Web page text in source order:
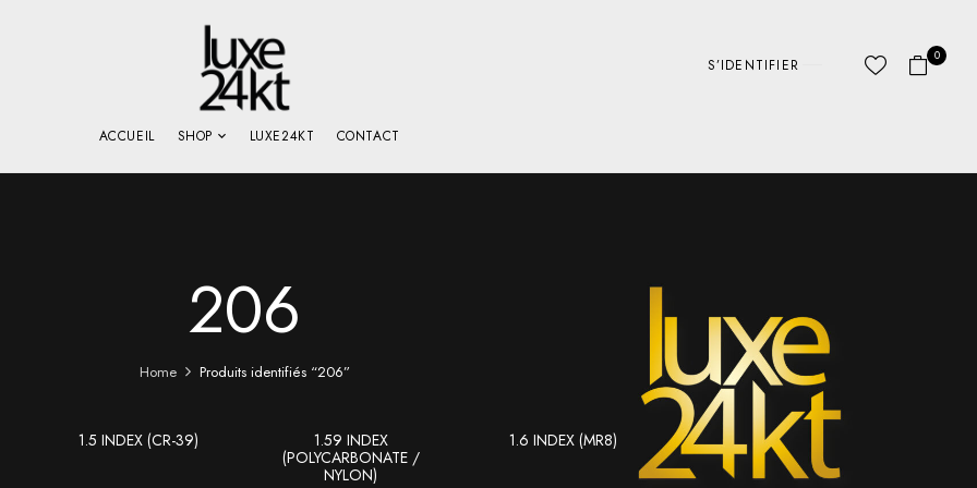
S’IDENTIFIER
0
ACCUEIL SHOP LUXE24KT CONTACT
206
Home Produits identifiés “206”
1.5 INDEX (CR-39)
1.59 INDEX
(POLYCARBONATE /
NYLON)
1.6 INDEX (MR8) ABC LINES